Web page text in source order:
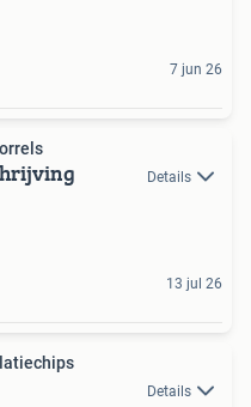
7 jun 26
Details
13 jul 26
Details